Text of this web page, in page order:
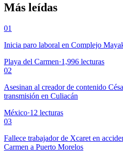
Más leídas
01
Inicia paro laboral en Complejo
Playa del Carmen·1,996 lecturas
02
Asesinan al creador de contenido
transmisión en Culiacán
México·12 lecturas
03
Fallece trabajador de Xcaret en
Carmen a Puerto Morelos